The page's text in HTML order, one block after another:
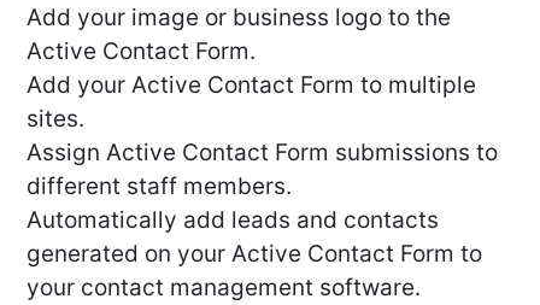
Add your image or business logo to the
Active Contact Form.
Add your Active Contact Form to multiple
sites.
Assign Active Contact Form submissions to
different staff members.
Automatically add leads and contacts
generated on your Active Contact Form to
your contact management software.